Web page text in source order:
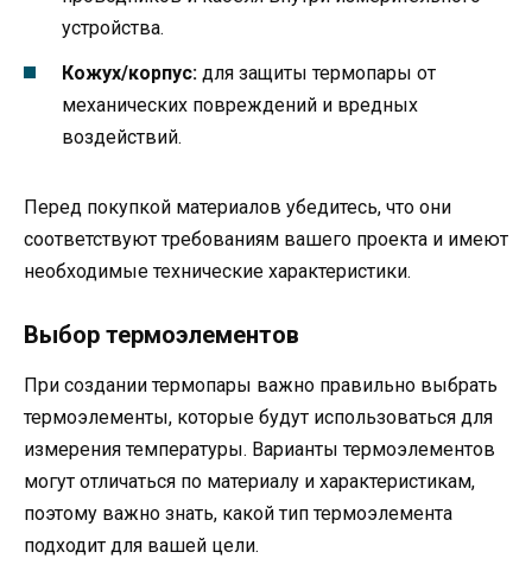
устройства.
Кожух/корпус: для защиты термопары от
механических повреждений и вредных
воздействий.
Перед покупкой материалов убедитесь, что они
соответствуют требованиям вашего проекта и имеют
необходимые технические характеристики.
Выбор термоэлементов
При создании термопары важно правильно выбрать
термоэлементы, которые будут использоваться для
измерения температуры. Варианты термоэлементов
могут отличаться по материалу и характеристикам,
поэтому важно знать, какой тип термоэлемента
подходит для вашей цели.